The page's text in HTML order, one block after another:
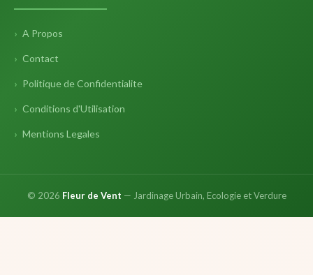
A Propos
Contact
Politique de Confidentialite
Conditions d'Utilisation
Mentions Legales
© 2026 Fleur de Vent — Jardinage Urbain, Ecologie et Verdure